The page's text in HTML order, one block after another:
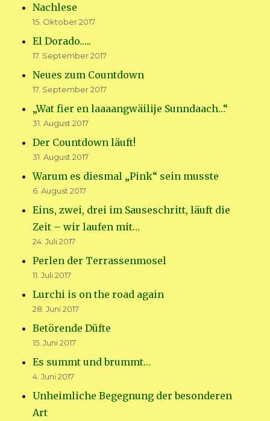
Nachlese
15. Oktober 2017
El Dorado…..
17. September 2017
Neues zum Countdown
17. September 2017
„Wat fier en laaaangwäilije Sunndaach…“
31. August 2017
Der Countdown läuft!
31. August 2017
Warum es diesmal „Pink“ sein musste
6. August 2017
Eins, zwei, drei im Sauseschritt, läuft die
Zeit – wir laufen mit…
24. Juli 2017
Perlen der Terrassenmosel
11. Juli 2017
Lurchi is on the road again
28. Juni 2017
Betörende Düfte
15. Juni 2017
Es summt und brummt…
4. Juni 2017
Unheimliche Begegnung der besonderen
Art